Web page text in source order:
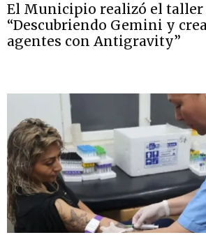
El Municipio realizó el taller
“Descubriendo Gemini y
agentes con Antigravity”